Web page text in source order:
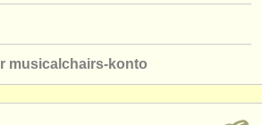
musicalchairs-konto